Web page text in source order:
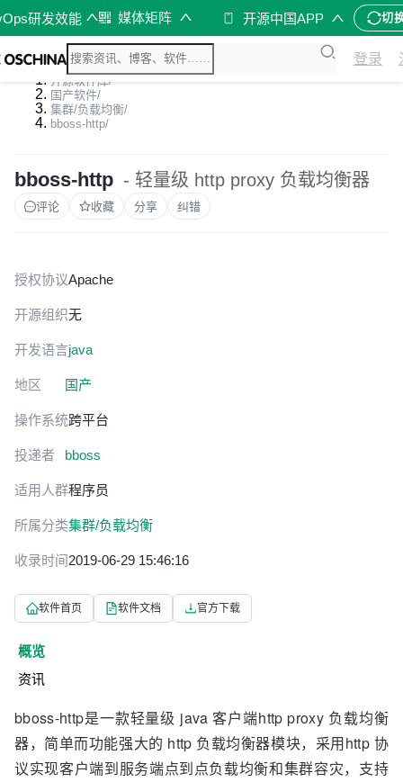
研发效能 媒体矩阵 开源中国APP 切
登录
开源软件库/
国产软件/
集群/负载均衡/
bboss-http/
bboss-http - 轻量级 http proxy 负载均衡器
评论 收藏 分享 纠错
授权协议Apache
开源组织无
开发语言java
地区 国产
操作系统跨平台
投递者 bboss
适用人群程序员
所属分类集群/负载均衡
收录时间2019-06-29 15:46:16
软件首页 软件文档 官方下载
概览
资讯
bboss-http是一款轻量级 java 客户端http proxy 负载均衡
器，简单而功能强大的 http 负载均衡器模块，采用http 协
议实现客户端到服务端点到点负载均衡和集群容灾，支持